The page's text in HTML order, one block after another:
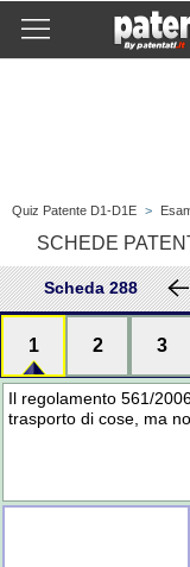
Quiz Patente D1-D1E >
SCHEDE
Scheda 288
1 2 3
Il regolamento 561/
trasporto di cose, ma